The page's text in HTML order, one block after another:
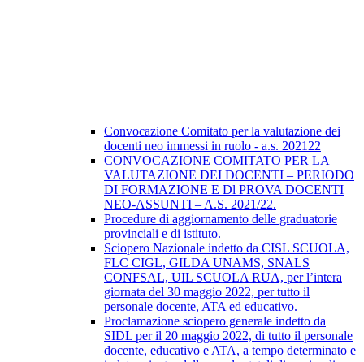
Convocazione Comitato per la valutazione dei
docenti neo immessi in ruolo - a.s. 202122
CONVOCAZIONE COMITATO PER LA
VALUTAZIONE DEI DOCENTI – PERIODO
DI FORMAZIONE E Dl PROVA DOCENTI
NEO-ASSUNTI – A.S. 2021/22.
Procedure di aggiornamento delle graduatorie
provinciali e di istituto.
Sciopero Nazionale indetto da CISL SCUOLA,
FLC CIGL, GILDA UNAMS, SNALS
CONFSAL, UIL SCUOLA RUA, per l’intera
giornata del 30 maggio 2022, per tutto il
personale docente, ATA ed educativo.
Proclamazione sciopero generale indetto da
SIDL per il 20 maggio 2022, di tutto il personale
docente, educativo e ATA, a tempo determinato e